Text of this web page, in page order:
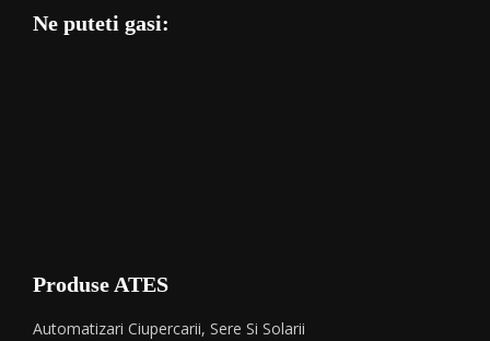
Ne puteti gasi:
Produse ATES
Automatizari Ciupercarii, Sere Si Solarii